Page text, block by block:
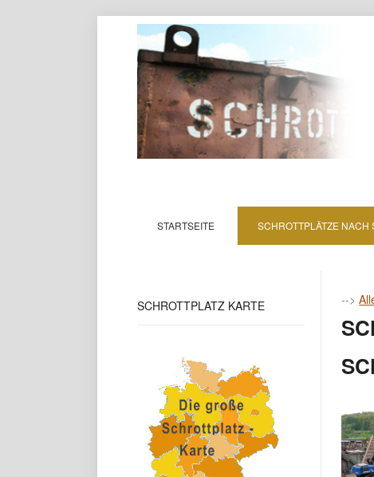
STARTSEITE SCHROTTPLÄTZE NACH
SCHROTTPLATZ KARTE -->